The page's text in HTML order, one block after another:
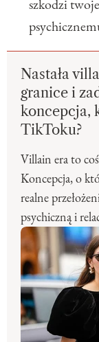
szkodzi
Nastała
granice i
koncepcja,
TikToku?
Villain era to
Koncepcja, o
realne
psychiczną i